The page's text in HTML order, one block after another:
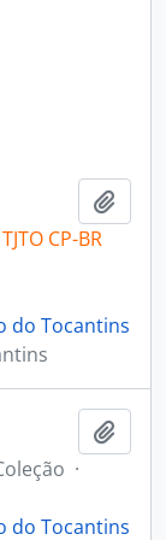
CP-BR
do Tocantins
·
do Tocantins